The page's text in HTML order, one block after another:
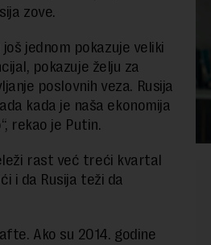
zove.
jednom pokazuje veliki
pokazuje želju za
poslovnih veza. Rusija
kada je naša ekonomija
rekao je Putin.
rast već treći kvartal
i da Rusija teži da
Ako su 2014. godine